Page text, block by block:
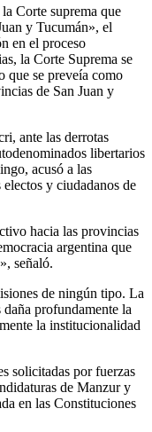
Corte suprema que
y Tucumán», el
en el proceso
la Corte Suprema se
que se preveía como
de San Juan y
ante las derrotas
libertarios
acusó a las
y ciudadanos de
hacia las provincias
argentina que
señaló.
de ningún tipo. La
profundamente la
la institucionalidad
solicitadas por fuerzas
de Manzur y
en las Constituciones